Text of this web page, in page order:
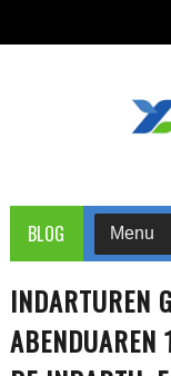
BLOG
INDARTUREN